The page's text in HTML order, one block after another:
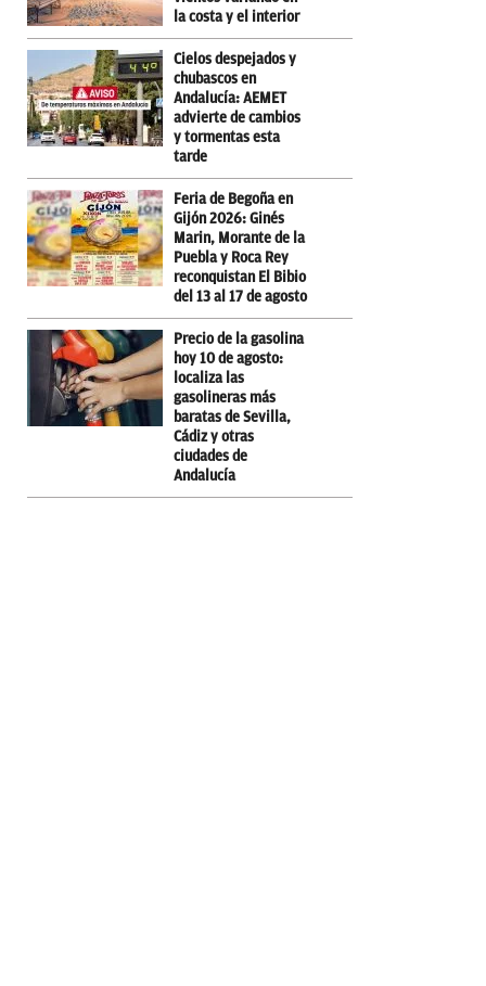
la costa y el interior
Cielos despejados y
chubascos en
Andalucía: AEMET
advierte de cambios
y tormentas esta
tarde
Feria de Begoña en
Gijón 2026: Ginés
Marin, Morante de la
Puebla y Roca Rey
reconquistan El Bibio
del 13 al 17 de agosto
Precio de la gasolina
hoy 10 de agosto:
localiza las
gasolineras más
baratas de Sevilla,
Cádiz y otras
ciudades de
Andalucía